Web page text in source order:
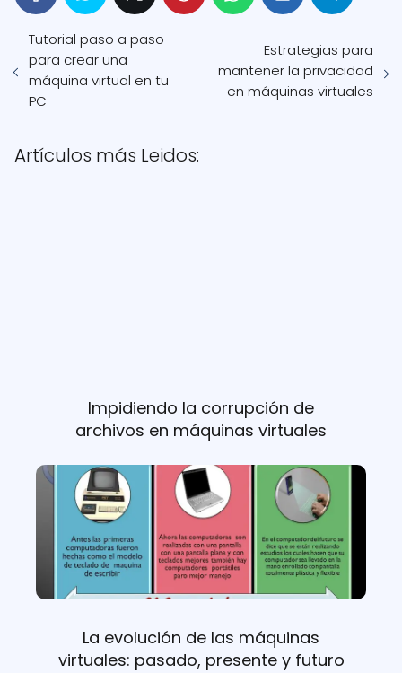
Tutorial paso a paso
para crear una
máquina virtual en tu
PC
Estrategias para
mantener la privacidad
en máquinas virtuales
Artículos más Leidos:
Impidiendo la corrupción de
archivos en máquinas virtuales
La evolución de las máquinas
virtuales: pasado, presente y futuro